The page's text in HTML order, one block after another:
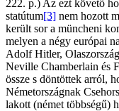
222. p.) Az ezt követő
statútum[3] nem hozott
került sor a müncheni
melyen a négy európai
Adolf Hitler,
Neville Chamberlain és
össze s döntöttek arról,
Németországnak
lakott (német többségű)